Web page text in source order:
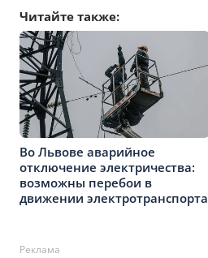
Читайте также:
Во Львове аварийное
отключение электричества:
возможны перебои в
движении электротранспорта
Реклама